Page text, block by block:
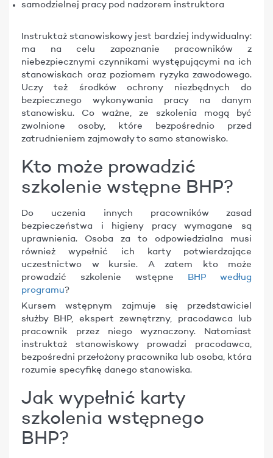
samodzielnej pracy pod nadzorem instruktora
Instruktaż stanowiskowyjest bardziej indywidualny:
ma na celu zapoznanie pracowników z
niebezpiecznymi czynnikami występującymi na ich
stanowiskach oraz poziomem ryzyka zawodowego.
Uczy też środków ochrony niezbędnych do
bezpiecznego wykonywania pracy na danym
stanowisku. Co ważne, ze szkolenia mogą być
zwolnione osoby, które bezpośrednio przed
zatrudnieniem zajmowały to samo stanowisko.
Kto może prowadzić
szkolenie wstępne BHP?
Do uczenia innych pracowników zasad
bezpieczeństwa i higieny pracy wymagane są
uprawnienia. Osoba za to odpowiedzialna musi
również wypełnić ich karty potwierdzające
uczestnictwo w kursie. A zatem kto może
prowadzić szkolenie wstępne BHP według
programu?
Kursem wstępnym zajmuje się przedstawiciel
służby BHP, ekspert zewnętrzny, pracodawca lub
pracownik przez niego wyznaczony. Natomiast
instruktaż stanowiskowy prowadzi pracodawca,
bezpośredni przełożony pracownika lub osoba, która
rozumie specyfikę danego stanowiska.
Jak wypełnić karty
szkolenia wstępnego
BHP?